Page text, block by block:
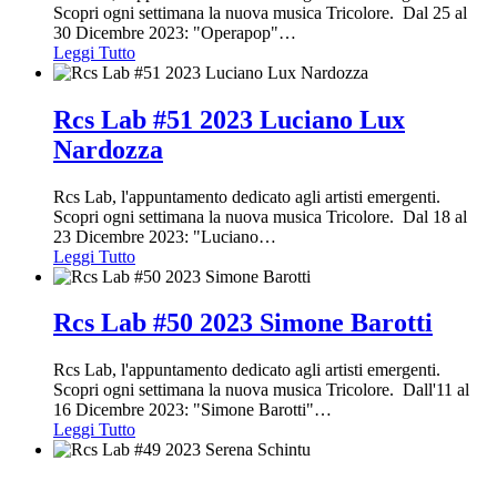
Scopri ogni settimana la nuova musica Tricolore. Dal 25 al
30 Dicembre 2023: "Operapop"…
Leggi Tutto
Rcs Lab #51 2023 Luciano Lux
Nardozza
Rcs Lab, l'appuntamento dedicato agli artisti emergenti.
Scopri ogni settimana la nuova musica Tricolore. Dal 18 al
23 Dicembre 2023: "Luciano…
Leggi Tutto
Rcs Lab #50 2023 Simone Barotti
Rcs Lab, l'appuntamento dedicato agli artisti emergenti.
Scopri ogni settimana la nuova musica Tricolore. Dall'11 al
16 Dicembre 2023: "Simone Barotti"…
Leggi Tutto